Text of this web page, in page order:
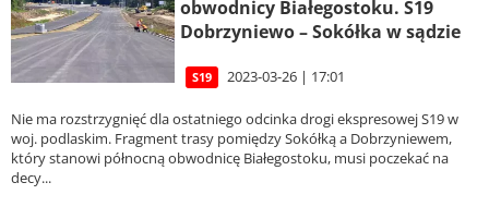
obwodnicy Białegostoku. S19
Dobrzyniewo – Sokółka w sądzie
S19 2023-03-26 | 17:01
Nie ma rozstrzygnięć dla ostatniego odcinka drogi ekspresowej S19 w
woj. podlaskim. Fragment trasy pomiędzy Sokółką a Dobrzyniewem,
który stanowi północną obwodnicę Białegostoku, musi poczekać na
decy...